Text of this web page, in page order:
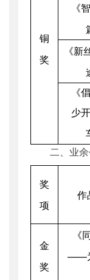
铜
奖
《
《新
《
少
二、业余
奖
项
作
金
奖
《
——